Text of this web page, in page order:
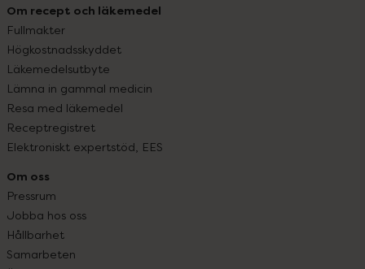
Om recept och läkemedel
Fullmakter
Högkostnadsskyddet
Läkemedelsutbyte
Lämna in gammal medicin
Resa med läkemedel
Receptregistret
Elektroniskt expertstöd, EES
Om oss
Pressrum
Jobba hos oss
Hållbarhet
Samarbeten